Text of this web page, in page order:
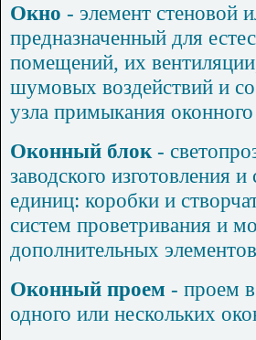
Окно - элемент стеновой
предназначенный для
помещений, их
шумовых воздействий и
узла примыкания
Оконный блок-
заводского изготовления
единиц: коробки и
систем проветривания и
дополнительных
Оконный проем - проем
одного или нескольких